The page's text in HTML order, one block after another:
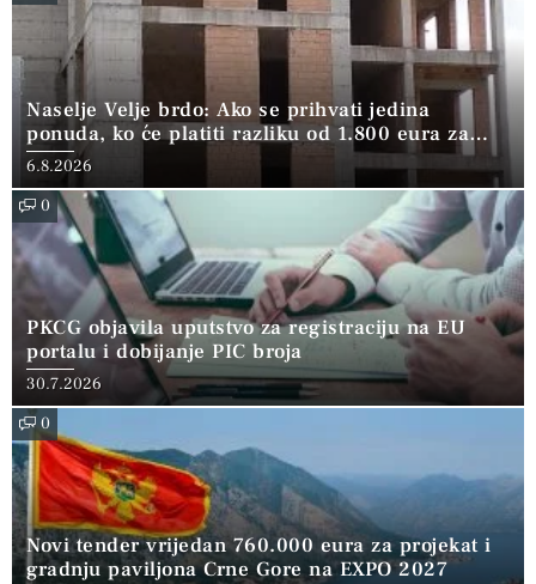
Naselje Velje brdo: Ako se prihvati jedina
ponuda, ko će platiti razliku od 1.800 eura za
kvadrat?
6.8.2026
0
PKCG objavila uputstvo za registraciju na EU
portalu i dobijanje PIC broja
30.7.2026
0
Novi tender vrijedan 760.000 eura za projekat i
gradnju paviljona Crne Gore na EXPO 2027